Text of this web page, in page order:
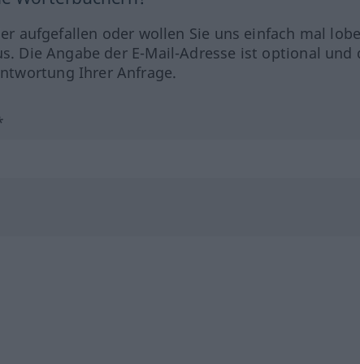
aufgefallen oder wollen Sie uns einfach mal
Die Angabe der E-Mail-Adresse ist optional und
Ihrer Anfrage.